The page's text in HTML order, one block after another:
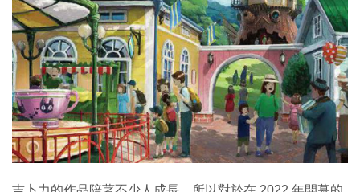
生成式AI與雲端應用
Enterprise Digital Transformation
特集